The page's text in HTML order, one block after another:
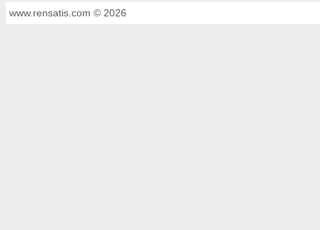
www.rensatis.com © 2026